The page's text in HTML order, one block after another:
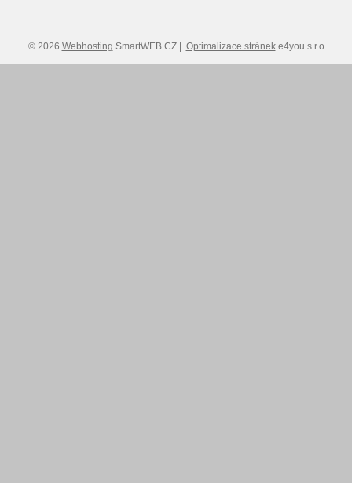
© 2026 Webhosting SmartWEB.CZ | Optimalizace stráneke4you s.r.o.